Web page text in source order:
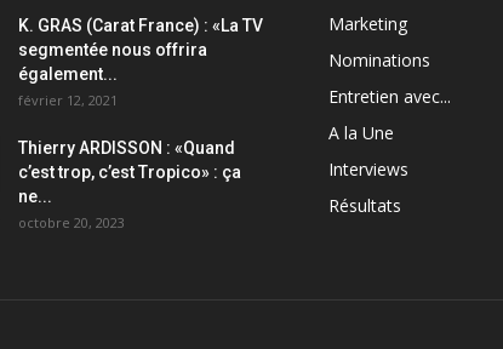
K. GRAS (Carat France) : «La TV
segmentée nous offrira
également...
février 12, 2021
Thierry ARDISSON : «Quand
c’est trop, c’est Tropico» : ça
ne...
octobre 20, 2023
Marketing
Nominations
Entretien avec...
A la Une
Interviews
Résultats